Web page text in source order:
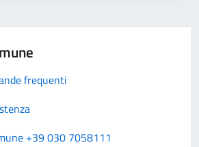
frequenti
+39 030 7058111